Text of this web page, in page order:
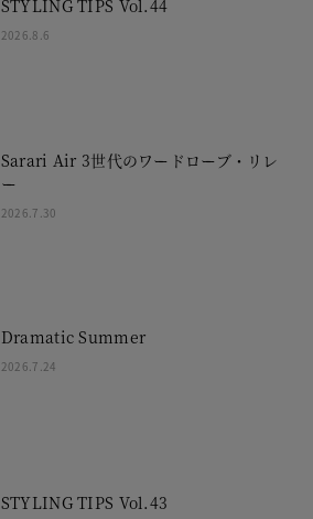
STYLING TIPS Vol.44
2026.8.6
Sarari Air 3世代のワードローブ・リレ
ー
2026.7.30
Dramatic Summer
2026.7.24
STYLING TIPS Vol.43